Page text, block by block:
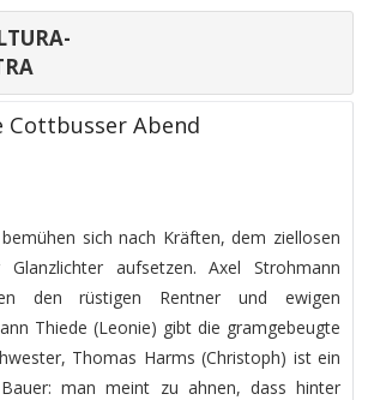
Abend
sich nach Kräften, dem ziellosen
aufsetzen. Axel Strohmann
den rüstigen Rentner und ewigen
Thiede (Leonie) gibt die gramgebeugte
Thomas Harms (Christoph) ist ein
man meint zu ahnen, dass hinter